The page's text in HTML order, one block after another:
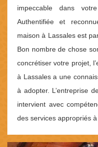
impeccable dans
Authentifiée et
maison à Lassales est
Bon nombre de chose
concrétiser votre projet,
à Lassales a une
à adopter. L’entreprise
intervient avec
des services appropriés à